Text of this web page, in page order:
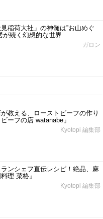
稲荷大社」の神髄は”お山めぐ
が続く幻想的な世界
ガロン
教える、ローストビーフの作り
ーフの店 watanabe」
Kyotopi 編集部
ランシェフ直伝レシピ！絶品、麻
理 菜格』
Kyotopi 編集部